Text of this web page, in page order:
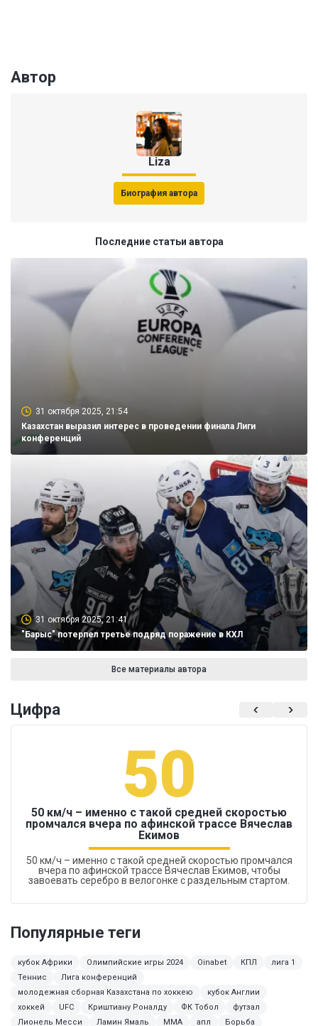
Автор
Liza
Биография автора
Последние статьи автора
31 октября 2025, 21:54
Казахстан выразил интерес в проведении финала Лиги
конференций
31 октября 2025, 21:41
"Барыс" потерпел третье подряд поражение в КХЛ
Все материалы автора
Цифра
50
50 км/ч – именно с такой средней скоростью
промчался вчера по афинской трассе Вячеслав
Екимов
50 км/ч – именно с такой средней скоростью промчался
вчера по афинской трассе Вячеслав Екимов, чтобы
завоевать серебро в велогонке с раздельным стартом.
Популярные теги
кубок Африки Олимпийские игры 2024 Oinabet КПЛ
лига 1
Теннис
Лига конференций
молодежная сборная Казахстана по хоккею
кубок Англии
хоккей
UFC Криштиану Роналду ФК Тобол
футзал
Лионель Месси
Ламин Ямаль ММА апл
Борьба